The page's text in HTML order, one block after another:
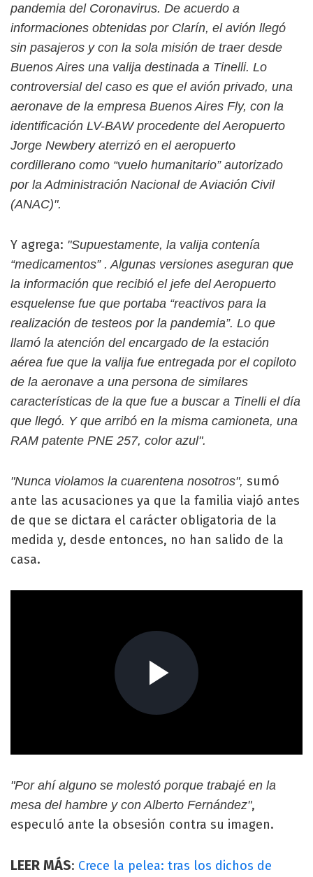
pandemia del Coronavirus​. De acuerdo a
informaciones obtenidas por Clarín, el avión llegó
sin pasajeros y con la sola misión de traer desde
Buenos Aires una valija destinada a Tinelli. Lo
controversial del caso es que el avión privado, una
aeronave de la empresa Buenos Aires Fly, con la
identificación LV-BAW procedente del Aeropuerto
Jorge Newbery aterrizó en el aeropuerto
cordillerano como “vuelo humanitario” autorizado
por la Administración Nacional de Aviación Civil
(ANAC)".
Y agrega: "Supuestamente, la valija contenía
“medicamentos” . Algunas versiones aseguran que
la información que recibió el jefe del Aeropuerto
esquelense fue que portaba “reactivos para la
realización de testeos por la pandemia”. Lo que
llamó la atención del encargado de la estación
aérea fue que la valija fue entregada por el copiloto
de la aeronave a una persona de similares
características de la que fue a buscar a Tinelli el día
que llegó. Y que arribó en la misma camioneta, una
RAM patente PNE 257, color azul".
"Nunca violamos la cuarentena nosotros", sumó
ante las acusaciones ya que la familia viajó antes
de que se dictara el carácter obligatoria de la
medida y, desde entonces, no han salido de la
casa.
"Por ahí alguno se molestó porque trabajé en la
mesa del hambre y con Alberto Fernández",
especuló ante la obsesión contra su imagen.
LEER MÁS: Crece la pelea: tras los dichos de